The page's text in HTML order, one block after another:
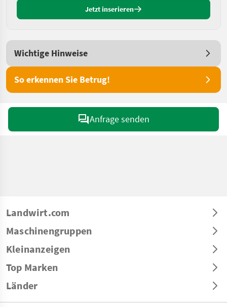
Jetzt inserieren
Wichtige Hinweise
So erkennen Sie Betrug!
Anfrage senden
Landwirt.com
Maschinengruppen
Kleinanzeigen
Top Marken
Länder